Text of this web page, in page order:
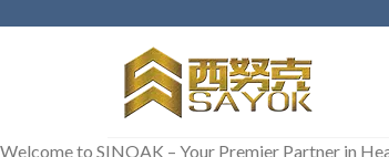
Welcome to SINOAK – Your Premier Partner in